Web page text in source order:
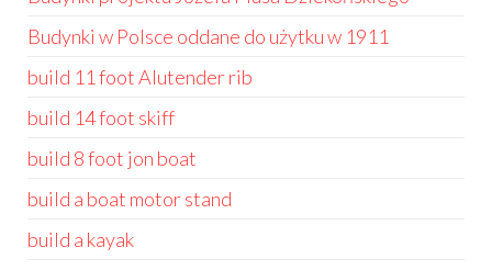
Budynki w Polsce oddane do użytku w 1911
build 11 foot Alutender rib
build 14 foot skiff
build 8 foot jon boat
build a boat motor stand
build a kayak